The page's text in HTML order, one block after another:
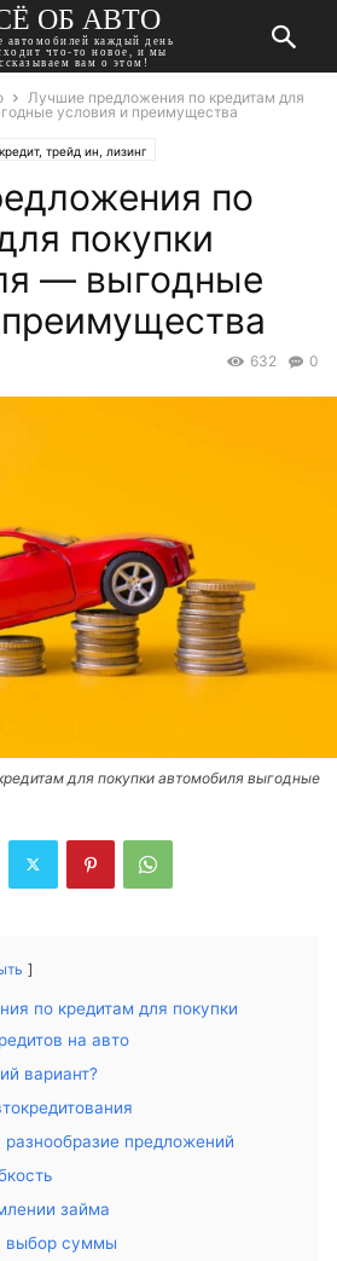
ОБ АВТО
автомобилей каждый день
что-то новое, и мы
вам о этом!
Лучшие предложения по кредитам для
условия и преимущества
трейд ин, лизинг
по
покупки
— выгодные
0
632
для покупки автомобиля выгодные
по кредитам для покупки
на авто
вариант?
разнообразие предложений
займа
выбор суммы